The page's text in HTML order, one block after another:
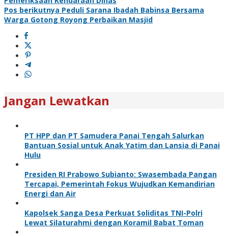
Pos berikutnya Peduli Sarana Ibadah Babinsa Bersama
Warga Gotong Royong Perbaikan Masjid
Jangan Lewatkan
PT HPP dan PT Samudera Panai Tengah Salurkan
Bantuan Sosial untuk Anak Yatim dan Lansia di Panai
Hulu
Presiden RI Prabowo Subianto: Swasembada Pangan
Tercapai, Pemerintah Fokus Wujudkan Kemandirian
Energi dan Air
Kapolsek Sanga Desa Perkuat Soliditas TNI-Polri
Lewat Silaturahmi dengan Koramil Babat Toman